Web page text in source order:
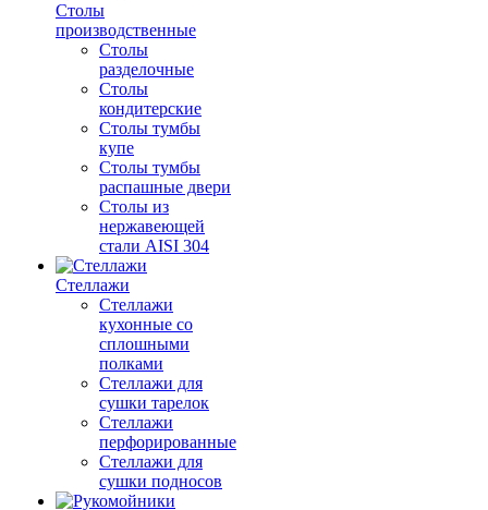
Столы
производственные
Столы
разделочные
Столы
кондитерские
Столы тумбы
купе
Столы тумбы
распашные двери
Столы из
нержавеющей
стали AISI 304
Стеллажи
Стеллажи
кухонные со
сплошными
полками
Стеллажи для
сушки тарелок
Стеллажи
перфорированные
Стеллажи для
сушки подносов